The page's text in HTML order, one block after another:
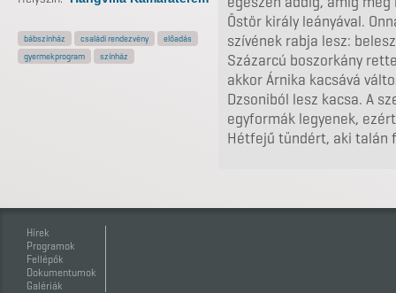
Östör király leányával.
szívének rabja lesz:
Százarcú boszorkány
akkor Árnika kacsává
Dzsoniból lesz kacsa. A
egyformák legyenek,
Hétfejű tündért, aki talán
bábszínház családi rendezvény
előadás
gyermekprogram
színház
Hírek
Programok
Fellépők
Dokumentumok
Galériák